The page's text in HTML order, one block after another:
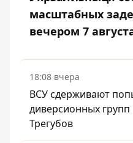
масштабных
вечером 7
18:08 вчера
ВСУ сдерживают
диверсионных
Трегубов